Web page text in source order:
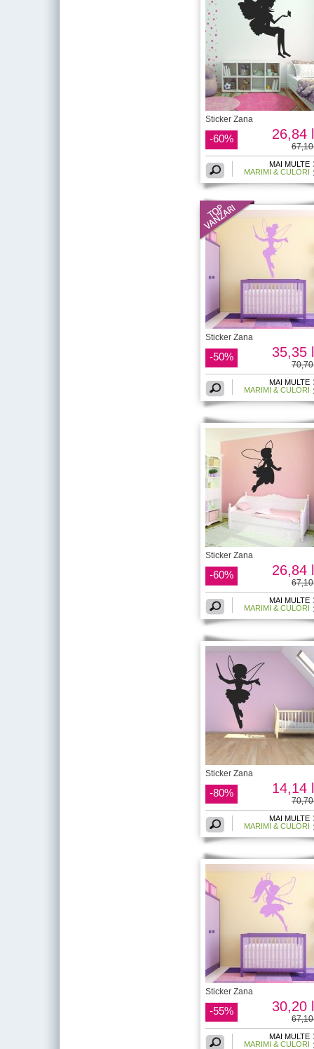
Sticker Zana
-60% 26,84
MAI MULTE
MARIMI & CULORI
Sticker Zana
-50% 35,35
MAI MULTE
MARIMI & CULORI
Sticker Zana
-60% 26,84
MAI MULTE
MARIMI & CULORI
Sticker Zana
-80% 14,14
MAI MULTE
MARIMI & CULORI
Sticker Zana
-55% 30,20
MAI MULTE
MARIMI & CULORI